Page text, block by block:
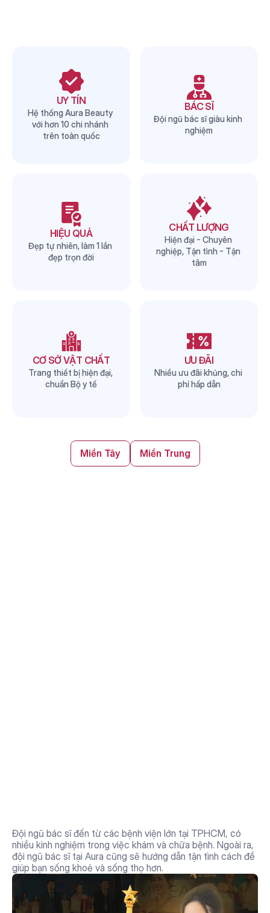
UY TÍN
Hệ thống Aura Beauty
với hơn 10 chi nhánh
trên toàn quốc
BÁC SĨ
Đội ngũ bác sĩ giàu kinh
nghiệm
HIỆU QUẢ
Đẹp tự nhiên, làm 1 lần
đẹp trọn đời
CHẤT LƯỢNG
Hiện đại - Chuyên
nghiệp, Tận tình - Tận
tâm
CƠ SỞ VẬT CHẤT
Trang thiết bị hiện đại,
chuẩn Bộ y tế
ƯU ĐÃI
Nhiều ưu đãi khủng, chi
phí hấp dẫn
Miền Tây Miền Trung
kinh nghiệm
Đội ngũ bác sĩ đến từ các bệnh viện lớn tại TPHCM, có
nhiều kinh nghiệm trong việc khám và chữa bệnh. Ngoài ra,
đội ngũ bác sĩ tại Aura cũng sẽ hướng dẫn tận tình cách để
giúp bạn sống khoẻ và sống thọ hơn.